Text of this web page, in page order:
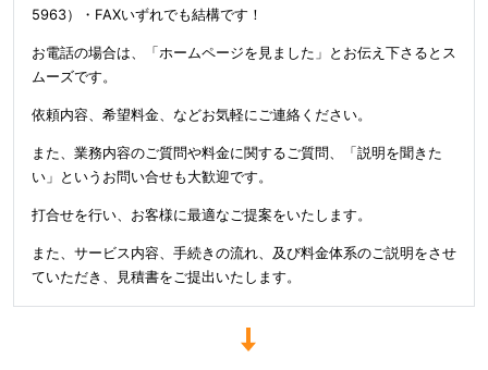
5963）・FAXいずれでも結構です！
お電話の場合は、「ホームページを見ました」とお伝え下さるとス
ムーズです。
依頼内容、希望料金、などお気軽にご連絡ください。
また、業務内容のご質問や料金に関するご質問、「説明を聞きた
い」というお問い合せも大歓迎です。
打合せを行い、お客様に最適なご提案をいたします。
また、サービス内容、手続きの流れ、及び料金体系のご説明をさせ
ていただき、見積書をご提出いたします。